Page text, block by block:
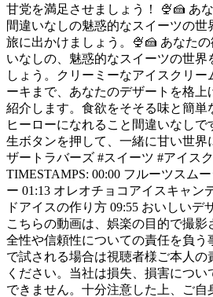
甘党を満足させましょう！ 🍨🍰 あ
間違いなしの魅惑的なスイーツの世
旅に出かけましょう。🍨🍰 あなた
いなしの、魅惑的なスイーツの世界
しょう。クリーミーなアイスクリ
ーキまで、あなたのデザートを格
紹介します。食欲をそそる味と簡単
ヒーローになれること間違いなし
生ボタンを押して、一緒に甘い世界
ザートラバーズ #スイーツ #アイス
TIMESTAMPS: 00:00 フルーツスム
ー 01:13 オレオチョコアイスキャン
ドアイスの作り方 09:55 おいしいデ
こちらの動画は、娯楽の目的で撮
全性や信頼性についての責任を負う
で試される場合は視聴者様ご本人の
ください。当社は損失、損害につ
できません。十分注意した上、ご